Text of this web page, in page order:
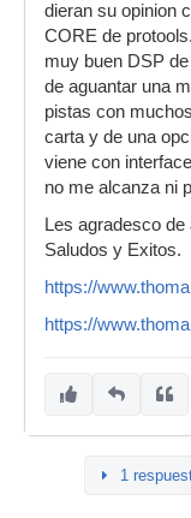
dieran su opinion
CORE de
muy buen DSP
de aguantar una
pistas con
carta y de una
viene con
no me alcanza ni
Les agradesco
Saludos y Exitos.
https://
https://
1